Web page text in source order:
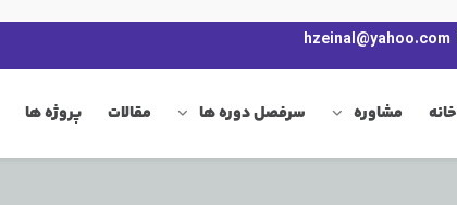
hzeinal@yahoo.com
خانه مشاوره سرفصل دوره ها مقالات پروژه ها